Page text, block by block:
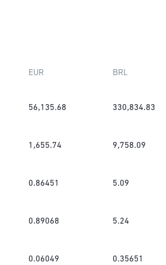
EUR BRL
56,135.68 330,834.83
1,655.74 9,758.09
0.86451 5.09
0.89068 5.24
0.06049 0.35651